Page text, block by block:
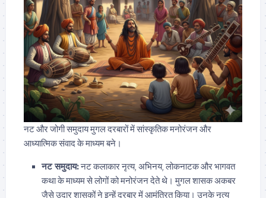
नट और जोगी समुदाय मुगल दरबारों में सांस्कृतिक मनोरंजन और
आध्यात्मिक संवाद के माध्यम बने।
नट समुदाय:नट कलाकार नृत्य, अभिनय, लोकनाटक और भागवत
कथा के माध्यम से लोगों को मनोरंजन देते थे। मुगल शासक अकबर
जैसे उदार शासकों ने इन्हें दरबार में आमंत्रित किया। उनके नृत्य